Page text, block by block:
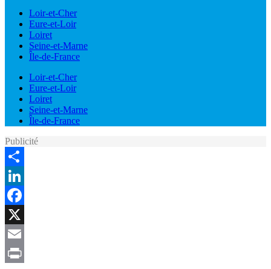
Loir-et-Cher
Eure-et-Loir
Loiret
Seine-et-Marne
Île-de-France
Loir-et-Cher
Eure-et-Loir
Loiret
Seine-et-Marne
Île-de-France
Publicité
Share
LinkedIn
Facebook
X
Email